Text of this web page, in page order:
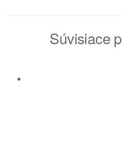
Súvisiace